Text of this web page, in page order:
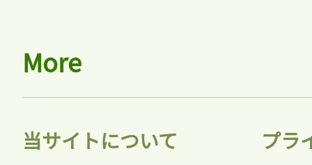
会員登録
More
当サイトについて プラ